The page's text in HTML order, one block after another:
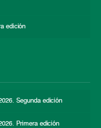
edición
Segunda edición
Primera edición